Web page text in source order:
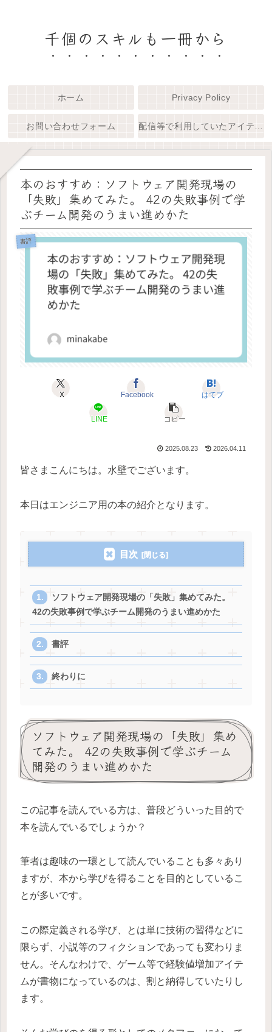
千個のスキルも一冊から
ホーム Privacy Policy
お問い合わせフォーム
本のおすすめ：ソフトウェア開発現場の
「失敗」集めてみた。 42の失敗事例で学
ぶチーム開発のうまい進めかた
書評
X Facebook はてブ
LINE コピー
2025.08.23 2026.04.11
皆さまこんにちは。水壁でございます。
本日はエンジニア用の本の紹介となります。
目次
ソフトウェア開発現場の「失敗」集めてみた。
42の失敗事例で学ぶチーム開発のうまい進めかた
書評
終わりに
ソフトウェア開発現場の「失敗」集め
てみた。 42の失敗事例で学ぶチーム
開発のうまい進めかた
この記事を読んでいる方は、普段どういった目的で
本を読んでいるでしょうか？
筆者は趣味の一環として読んでいることも多々あり
ますが、本から学びを得ることを目的としているこ
とが多いです。
この際定義される学び、とは単に技術の習得などに
限らず、小説等のフィクションであっても変わりま
せん。そんなわけで、ゲーム等で経験値増加アイテ
ムが書物になっているのは、割と納得していたりし
ます。